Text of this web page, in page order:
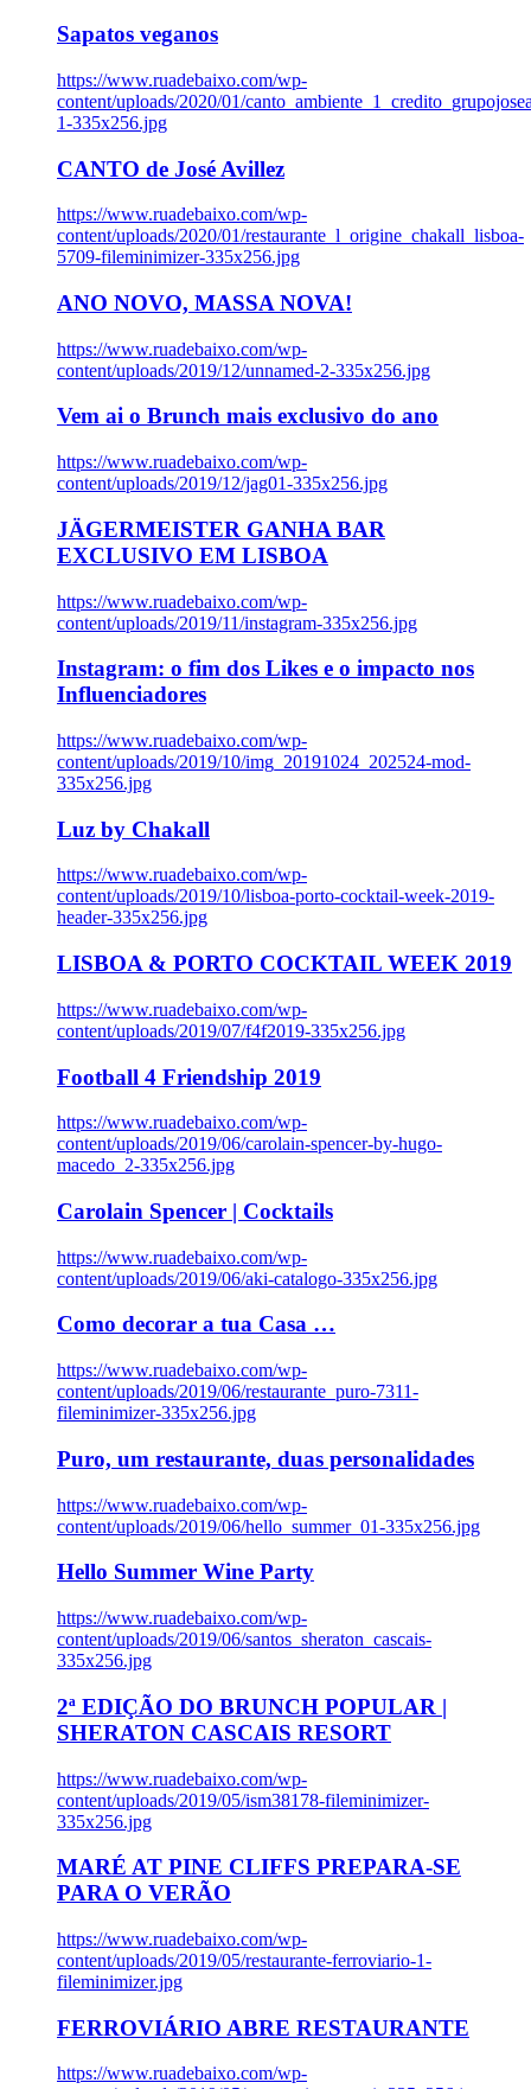
Sapatos veganos
https://www.ruadebaixo.com/wp-
content/uploads/2020/01/
1-335x256.jpg
CANTO de José Avillez
https://www.ruadebaixo.com/wp-
content/uploads/2020/01/restaurante_l_origine_chakall_lisboa-
5709-fileminimizer-335x256.jpg
ANO NOVO, MASSA NOVA!
https://www.ruadebaixo.com/wp-
content/uploads/2019/12/unnamed-2-335x256.jpg
Vem ai o Brunch mais exclusivo do ano
https://www.ruadebaixo.com/wp-
content/uploads/2019/12/jag01-335x256.jpg
JÄGERMEISTER GANHA BAR
EXCLUSIVO EM LISBOA
https://www.ruadebaixo.com/wp-
content/uploads/2019/11/instagram-335x256.jpg
Instagram: o fim dos Likes e o impacto nos
Influenciadores
https://www.ruadebaixo.com/wp-
content/uploads/2019/10/img_20191024_202524-mod-
335x256.jpg
Luz by Chakall
https://www.ruadebaixo.com/wp-
content/uploads/2019/10/lisboa-porto-cocktail-week-2019-
header-335x256.jpg
LISBOA & PORTO COCKTAIL WEEK 2019
https://www.ruadebaixo.com/wp-
content/uploads/2019/07/f4f2019-335x256.jpg
Football 4 Friendship 2019
https://www.ruadebaixo.com/wp-
content/uploads/2019/06/carolain-spencer-by-hugo-
macedo_2-335x256.jpg
Carolain Spencer | Cocktails
https://www.ruadebaixo.com/wp-
content/uploads/2019/06/aki-catalogo-335x256.jpg
Como decorar a tua Casa …
https://www.ruadebaixo.com/wp-
content/uploads/2019/06/restaurante_puro-7311-
fileminimizer-335x256.jpg
Puro, um restaurante, duas personalidades
https://www.ruadebaixo.com/wp-
content/uploads/2019/06/hello_summer_01-335x256.jpg
Hello Summer Wine Party
https://www.ruadebaixo.com/wp-
content/uploads/2019/06/santos_sheraton_cascais-
335x256.jpg
2ª EDIÇÃO DO BRUNCH POPULAR |
SHERATON CASCAIS RESORT
https://www.ruadebaixo.com/wp-
content/uploads/2019/05/ism38178-fileminimizer-
335x256.jpg
MARÉ AT PINE CLIFFS PREPARA-SE
PARA O VERÃO
https://www.ruadebaixo.com/wp-
content/uploads/2019/05/restaurante-ferroviario-1-
fileminimizer.jpg
FERROVIÁRIO ABRE RESTAURANTE
https://www.ruadebaixo.com/wp-